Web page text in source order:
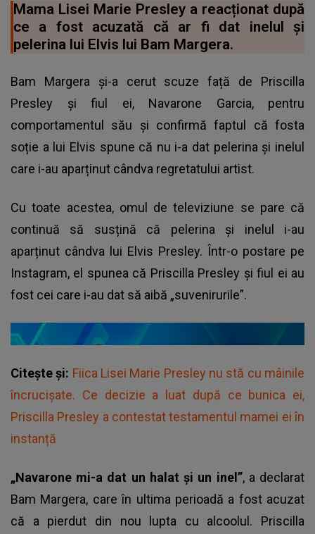
Mama Lisei Marie Presley a reacționat după
ce a fost acuzată că ar fi dat inelul și
pelerina lui Elvis lui Bam Margera.
Bam Margera și-a cerut scuze față de Priscilla
Presley și fiul ei, Navarone Garcia, pentru
comportamentul său și confirmă faptul că fosta
soție a lui Elvis spune că nu i-a dat pelerina și inelul
care i-au aparținut cândva regretatului artist.
Cu toate acestea, omul de televiziune se pare că
continuă să susțină că pelerina și inelul i-au
aparținut cândva lui Elvis Presley. Într-o postare pe
Instagram, el spunea că Priscilla Presley și fiul ei au
fost cei care i-au dat să aibă „suvenirurile”.
Citește și: Fiica Lisei Marie Presley nu stă cu mâinile
încrucișate. Ce decizie a luat după ce bunica ei,
Priscilla Presley a contestat testamentul mamei ei în
instanță
„Navarone mi-a dat un halat și un inel”, a declarat
Bam Margera, care în ultima perioadă a fost acuzat
că a pierdut din nou lupta cu alcoolul. Priscilla